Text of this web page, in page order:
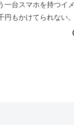
台スマホを持つイ
円もかけてられない